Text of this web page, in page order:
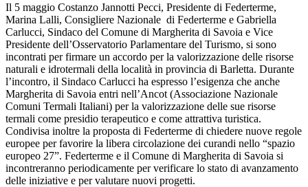
Il 5 maggio Costanzo Jannotti Pecci, Presidente di Federterme,
Marina Lalli, Consigliere Nazionale di Federterme e Gabriella
Carlucci, Sindaco del Comune di Margherita di Savoia e Vice
Presidente dell’Osservatorio Parlamentare del Turismo, si sono
incontrati per firmare un accordo per la valorizzazione delle risorse
naturali e idrotermali della località in provincia di Barletta. Durante
l’incontro, il Sindaco Carlucci ha espresso l’esigenza che anche
Margherita di Savoia entri nell’Ancot (Associazione Nazionale
Comuni Termali Italiani) per la valorizzazione delle sue risorse
termali come presidio terapeutico e come attrattiva turistica.
Condivisa inoltre la proposta di Federterme di chiedere nuove regole
europee per favorire la libera circolazione dei curandi nello “spazio
europeo 27”. Federterme e il Comune di Margherita di Savoia si
incontreranno periodicamente per verificare lo stato di avanzamento
delle iniziative e per valutare nuovi progetti.